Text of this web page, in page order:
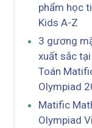
phẩm học
Kids A-Z
3 gương
xuất sắc
Toán
Olympiad
Matific
Olympiad